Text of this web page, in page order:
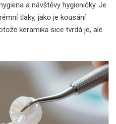
a návštěvy hygieničky. Je
tlaky, jako je kousání
keramika sice tvrdá je, ale